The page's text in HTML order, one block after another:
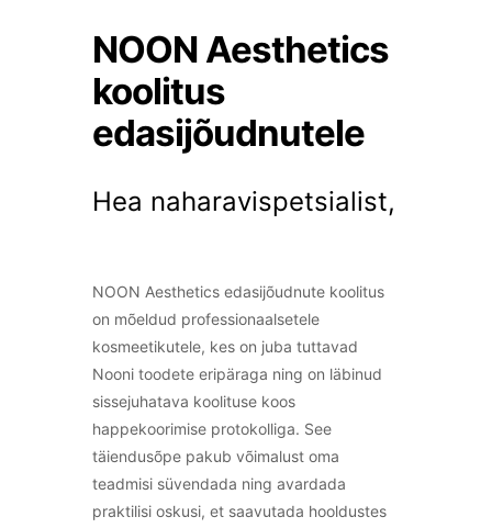
NOON Aesthetics
koolitus
edasijõudnutele
Hea naharavispetsialist,
NOON Aesthetics edasijõudnute koolitus
on mõeldud professionaalsetele
kosmeetikutele, kes on juba tuttavad
Nooni toodete eripäraga ning on läbinud
sissejuhatava koolituse koos
happekoorimise protokolliga. See
täiendusõpe pakub võimalust oma
teadmisi süvendada ning avardada
praktilisi oskusi, et saavutada hooldustes